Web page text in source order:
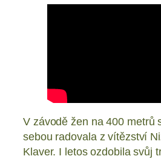
V závodě žen na 400 metrů
sebou radovala z vítězství
Klaver. I letos ozdobila svůj